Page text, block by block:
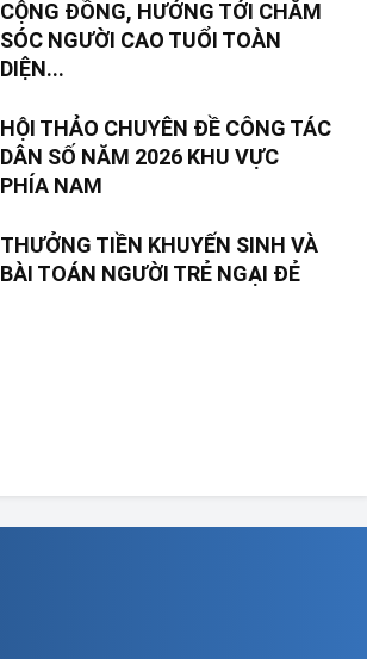
CỘNG ĐỒNG, HƯỚNG TỚI CHĂM
SÓC NGƯỜI CAO TUỔI TOÀN
DIỆN...
HỘI THẢO CHUYÊN ĐỀ CÔNG TÁC
DÂN SỐ NĂM 2026 KHU VỰC
PHÍA NAM
THƯỞNG TIỀN KHUYẾN SINH VÀ
BÀI TOÁN NGƯỜI TRẺ NGẠI ĐẺ